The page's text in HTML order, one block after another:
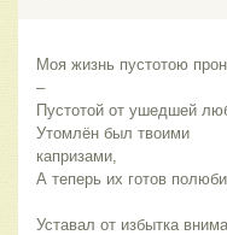
Моя жизнь пустотою
–
Пустотой от ушедшей
Утомлён был твоими
капризами,
А теперь их готов
Уставал от избытка